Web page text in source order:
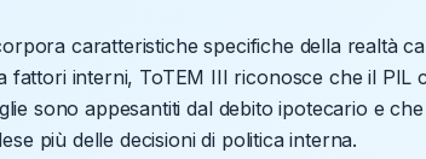
caratteristiche specifiche della realtà
interni, ToTEM III riconosce che il PIL
sono appesantiti dal debito ipotecario e
più delle decisioni di politica interna.